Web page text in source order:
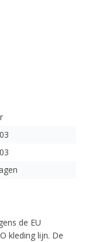
de EU
kleding lijn. De